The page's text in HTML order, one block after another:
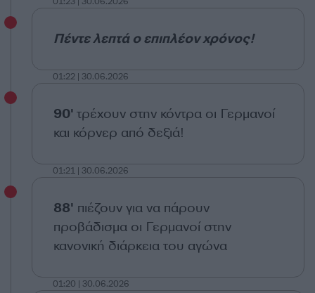
Πέντε λεπτά ο επιπλέον χρόνος!
01:22 | 30.06.2026
90' τρέχουν στην κόντρα οι Γερμανοί
και κόρνερ από δεξιά!
01:21 | 30.06.2026
88' πιέζουν για να πάρουν
προβάδισμα οι Γερμανοί στην
κανονική διάρκεια του αγώνα
01:20 | 30.06.2026